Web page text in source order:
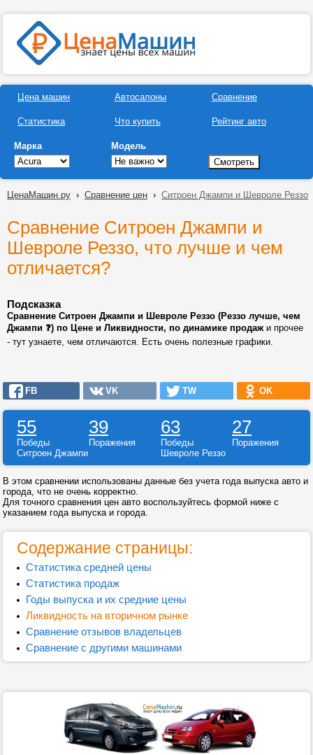
Цена машин
Статистика
Автосалоны
Что купить
Сравнение
Рейтинг авто
Марка Модель
ЦенаМашин.ру › Сравнение цен › Ситроен Джампи и Шевроле Реззо
Сравнение Ситроен Джампи и
Шевроле Реззо, что лучше и чем
отличается?
Подсказка
Сравнение Ситроен Джампи и Шевроле Реззо (Реззо лучше, чем
Джампи ❓) по Цене и Ликвидности, по динамике продажи прочее
- тут узнаете, чем отличаются. Есть очень полезные графики.
FB VK TW OK
55 39 63 27
Победы Поражения Победы
Поражения
Ситроен Джампи
Шевроле Реззо
В этом сравнении использованы данные без учета года выпуска авто и
города, что не очень корректно.
Для точного сравнения цен авто воспользуйтесь формой ниже с
указанием года выпуска и города.
Содержание страницы:
Статистика средней цены
Статистика продаж
Годы выпуска и их средние цены
Ликвидность на вторичном рынке
Сравнение отзывов владельцев
Сравнение с другими машинами